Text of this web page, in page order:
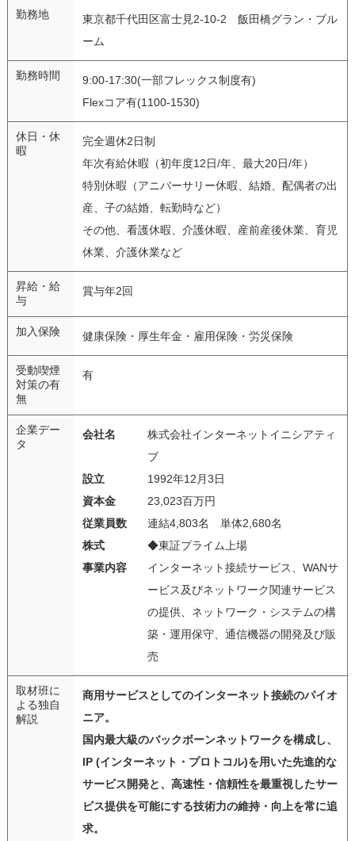
勤務地
東京都千代田区富士見2-10-2 飯田橋グラン・ブル
ーム
勤務時間
9:00-17:30(一部フレックス制度有)
Flexコア有(1100-1530)
休日・休
暇
完全週休2日制
年次有給休暇（初年度12日/年、最大20日/年）
特別休暇（アニバーサリー休暇、結婚、配偶者の出
産、子の結婚、転勤時など）
その他、看護休暇、介護休暇、産前産後休業、育児
休業、介護休業など
昇給・給
与
賞与年2回
加入保険 健康保険・厚生年金・雇用保険・労災保険
受動喫煙
対策の有
無
有
企業デー
タ
会社名
株式会社インターネットイニシアティ
ブ
設立
1992年12月3日
資本金
23,023百万円
従業員数
連結4,803名 単体2,680名
株式
◆東証プライム上場
事業内容
インターネット接続サービス、WANサ
ービス及びネットワーク関連サービス
の提供、ネットワーク・システムの構
築・運用保守、通信機器の開発及び販
売
取材班に
よる独自
解説
商用サービスとしてのインターネット接続のパイオ
ニア。
国内最大級のバックボーンネットワークを構成し、
IP (インターネット・プロトコル)を用いた先進的な
サービス開発と、高速性・信頼性を最重視したサー
ビス提供を可能にする技術力の維持・向上を常に追
求。